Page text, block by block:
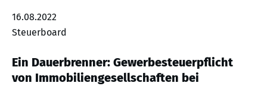
16.08.2022
Steuerboard
Ein Dauerbrenner: Gewerbesteuerpflicht
von Immobiliengesellschaften bei